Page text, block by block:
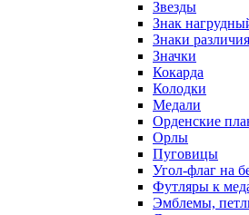
Звезды
Знак
Знаки
Значки
Кокарда
Колодки
Медали
Орденские
Орлы
Пуговицы
Угол-флаг на
Футляры к
Эмблемы,